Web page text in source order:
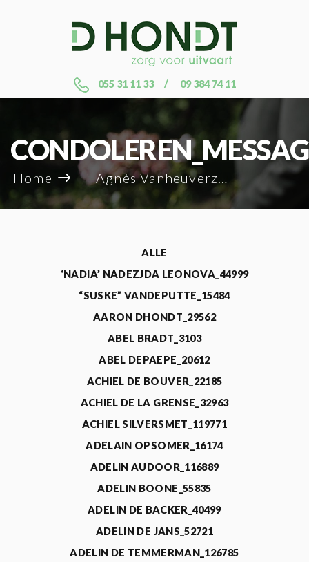
055 31 11 33 09 384 74 11
Home Agnès Vanheuverzwyn_109346
ALLE
‘NADIA’ NADEZJDA LEONOVA_44999
“SUSKE” VANDEPUTTE_15484
AARON DHONDT_29562
ABEL BRADT_3103
ABEL DEPAEPE_20612
ACHIEL DE BOUVER_22185
ACHIEL DE LA GRENSE_32963
ACHIEL SILVERSMET_119771
ADELAIN OPSOMER_16174
ADELIN AUDOOR_116889
ADELIN BOONE_55835
ADELIN DE BACKER_40499
ADELIN DE JANS_52721
ADELIN DE TEMMERMAN_126785